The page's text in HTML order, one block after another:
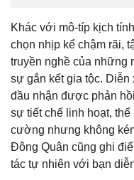
Khác với mô-típ kịch
chọn nhịp kể chậm rãi,
truyền nghề của những
sự gắn kết gia tộc. Diễn
đầu nhận được phản
sự tiết chế linh hoạt,
cường nhưng không
Đông Quân cũng ghi
tác tự nhiên với bạn